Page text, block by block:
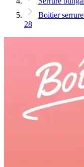
Boitier
28